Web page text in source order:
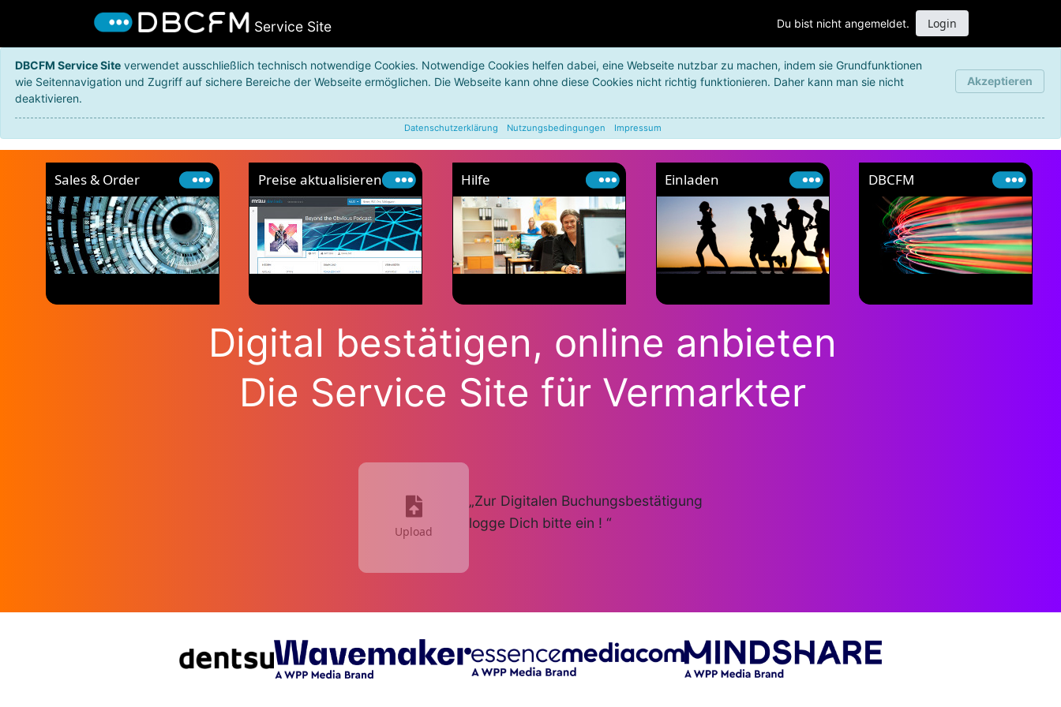
Service Site Du bist nicht angemeldet. Login
DBCFM Service Siteverwendet ausschließlich technisch notwendige Cookies. Notwendige Cookies helfen dabei, eine Webseite nutzbar zu machen, indem sie Grundfunktionen
wie Seitennavigation und Zugriff auf sichere Bereiche der Webseite ermöglichen. Die Webseite kann ohne diese Cookies nicht richtig funktionieren. Daher kann man sie nicht
deaktivieren.
Akzeptieren
Datenschutzerklärung Nutzungsbedingungen Impressum
Sales & Order Preise aktualisieren Hilfe Einladen DBCFM
Digital bestätigen, online anbieten
Die Service Site für Vermarkter
Upload
„Zur Digitalen Buchungsbestätigung
logge Dich bitte ein ! “